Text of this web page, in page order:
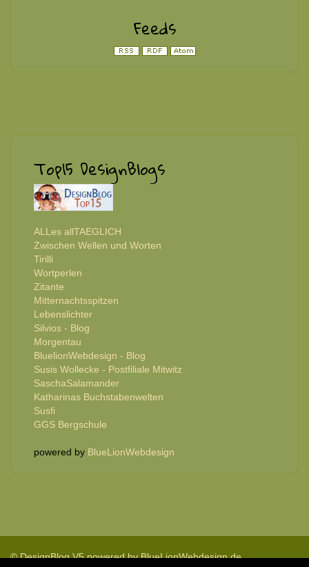
Feeds
Top15 DesignBlogs
ALLes allTAEGLICH
Zwischen Wellen und Worten
Tirilli
Wortperlen
Zitante
Mitternachtsspitzen
Lebenslichter
Silvios - Blog
Morgentau
BluelionWebdesign - Blog
Susis Wollecke - Postfiliale Mitwitz
SaschaSalamander
Katharinas Buchstabenwelten
Susfi
GGS Bergschule
powered by BlueLionWebdesign
© DesignBlog V5 powered by BlueLionWebdesign.de